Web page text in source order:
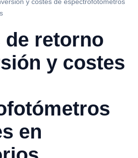
retorno
y costes
en